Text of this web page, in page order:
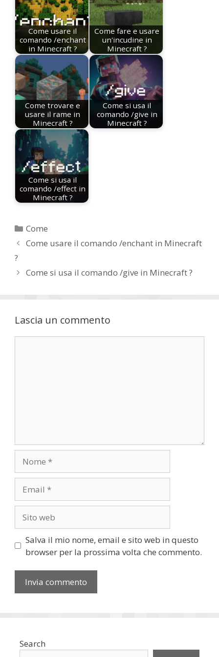
Come usare il
comando /enchant
in Minecraft ?
Come fare e usare
un'incudine in
Minecraft ?
Come trovare e
usare il rame in
Minecraft ?
Come si usa il
comando /give in
Minecraft ?
Come si usa il
comando /effect in
Minecraft ?
Categorie
Come
Come usare il comando /enchant in Minecraft
?
Come si usa il comando /give in Minecraft ?
Lascia un commento
web
Salva il mio nome, email e sito web in questo
browser per la prossima volta che commento.
Search